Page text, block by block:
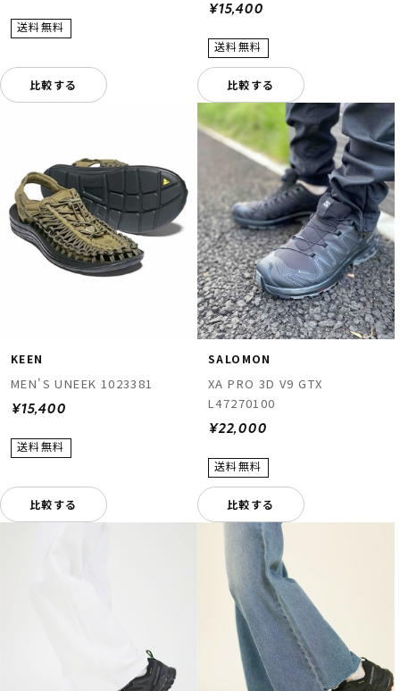
比較する
¥15,400
比較する
KEEN
MEN'S UNEEK 1023381
¥15,400
比較する
SALOMON
XA PRO 3D V9 GTX
L47270100
¥22,000
比較する